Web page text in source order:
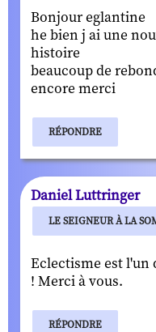
Bonjour eglantine
he bien j ai une
histoire
beaucoup de
encore merci
RÉPONDRE
Daniel Luttringer
LE SEIGNEUR À LA
Eclectisme est l'un
! Merci à vous.
RÉPONDRE